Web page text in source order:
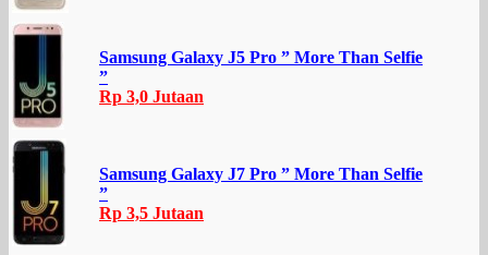
Samsung Galaxy J5 Pro ” More Than Selfie
”
Rp 3,0 Jutaan
Samsung Galaxy J7 Pro ” More Than Selfie
”
Rp 3,5 Jutaan